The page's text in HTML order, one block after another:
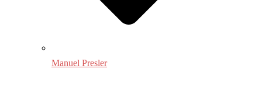
Manuel Presler